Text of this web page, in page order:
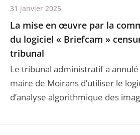
La mise en œuvre par la
du logiciel « Briefcam »
tribunal
Le tribunal administratif a annulé
maire de Moirans d’utiliser le
d’analyse algorithmique des
31 janvier 2025